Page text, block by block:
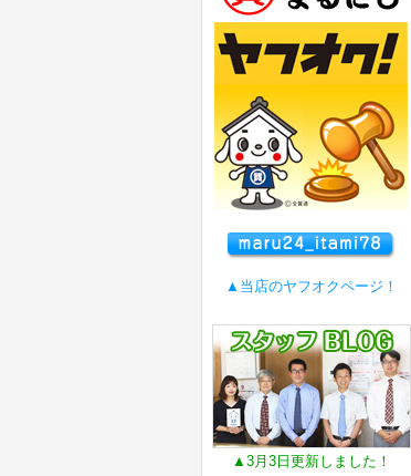
▲当店のヤフオクページ！
▲3月3日更新しました！